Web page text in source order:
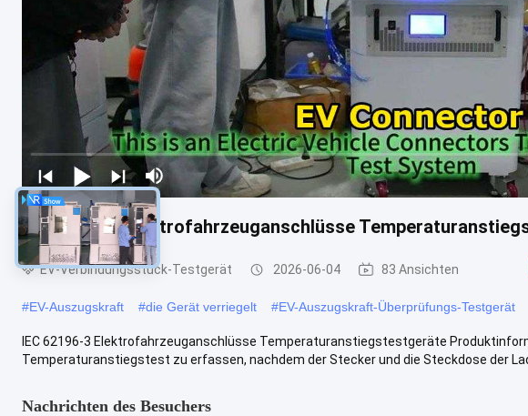
IEC 62196-3 Elektrofahrzeuganschlüsse
EV-Verbindungsstück-Testgerät 2026-06-04 83 Ansichten
#EV-Auszugskraft #die Gerät verriegelt #EV-Auszugskraft-Überprüfungs-Testgerät
IEC 62196-3 Elektrofahrzeuganschlüsse Temperaturanstiegstestgeräte
Temperaturanstiegstest zu erfassen, nachdem der Stecker und die Steckdose der
Nachrichten des Besuchers